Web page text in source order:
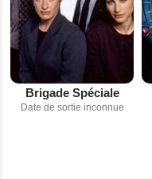
Brigade Spéciale
Date de sortie inconnue